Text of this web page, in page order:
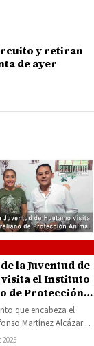
y retiran
de ayer
la Juventud de
visita el Instituto
de Protección
que encabeza el
Martínez Alcázar es
cercanía con la
2025